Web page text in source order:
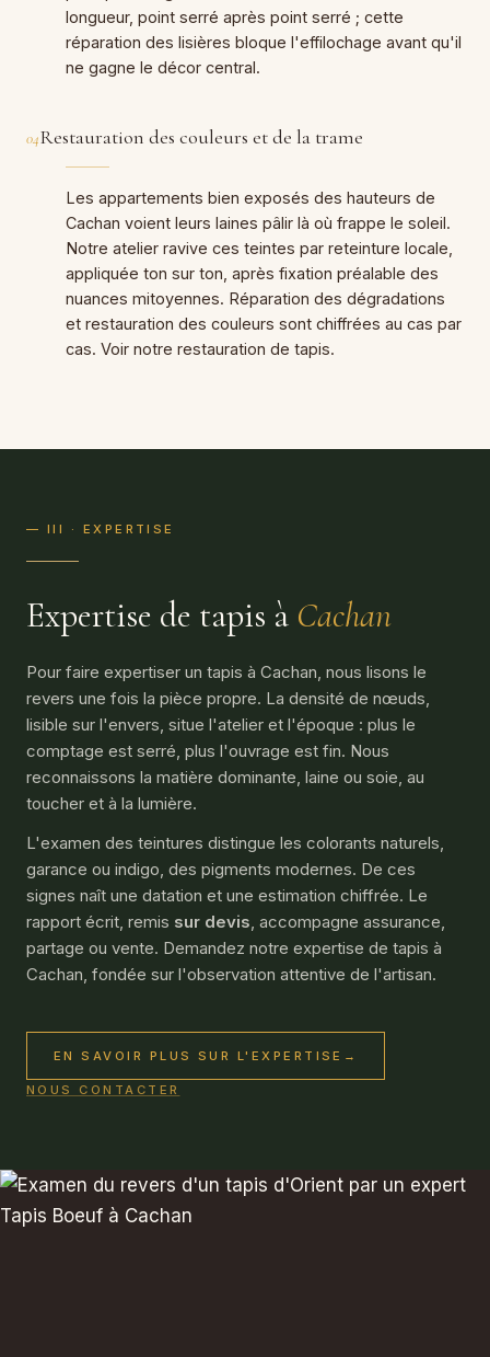
longueur, point serré après point serré ; cette
réparation des lisières bloque l'effilochage avant qu'il
ne gagne le décor central.
04Restauration des couleurs et de la trame
Les appartements bien exposés des hauteurs de
Cachan voient leurs laines pâlir là où frappe le soleil.
Notre atelier ravive ces teintes par reteinture locale,
appliquée ton sur ton, après fixation préalable des
nuances mitoyennes. Réparation des dégradations
et restauration des couleurs sont chiffrées au cas par
cas. Voir notre restauration de tapis.
— III · EXPERTISE
Expertise de tapis à Cachan
Pour faire expertiser un tapis à Cachan, nous lisons le
revers une fois la pièce propre. La densité de nœuds,
lisible sur l'envers, situe l'atelier et l'époque : plus le
comptage est serré, plus l'ouvrage est fin. Nous
reconnaissons la matière dominante, laine ou soie, au
toucher et à la lumière.
L'examen des teintures distingue les colorants naturels,
garance ou indigo, des pigments modernes. De ces
signes naît une datation et une estimation chiffrée. Le
rapport écrit, remis sur devis, accompagne assurance,
partage ou vente. Demandez notre expertise de tapis à
Cachan, fondée sur l'observation attentive de l'artisan.
EN SAVOIR PLUS SUR L'EXPERTISE →
NOUS CONTACTER